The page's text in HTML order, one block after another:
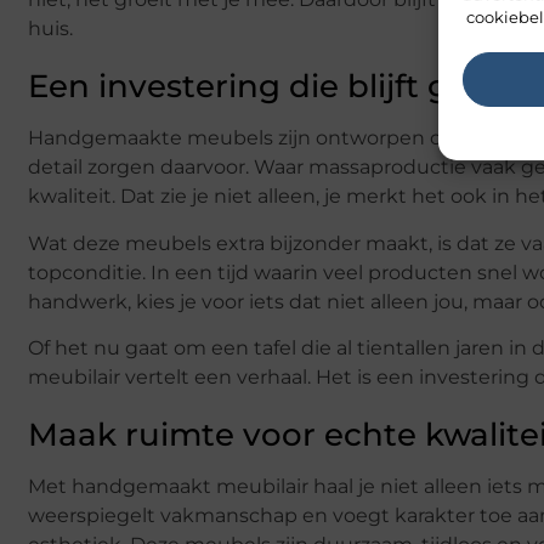
huis.
Een investering die blijft geven
Handgemaakte meubels zijn ontworpen om lang
detail zorgen daarvoor. Waar massaproductie vaak
kwaliteit. Dat zie je niet alleen, je merkt het ook in
Wat deze meubels extra bijzonder maakt, is dat ze
topconditie. In een tijd waarin veel producten snel
handwerk, kies je voor iets dat niet alleen jou, maar
Of het nu gaat om een tafel die al tientallen jaren in
meubilair vertelt een verhaal. Het is een investering
Maak ruimte voor echte
Met handgemaakt meubilair haal je niet alleen iets
weerspiegelt vakmanschap en voegt karakter toe